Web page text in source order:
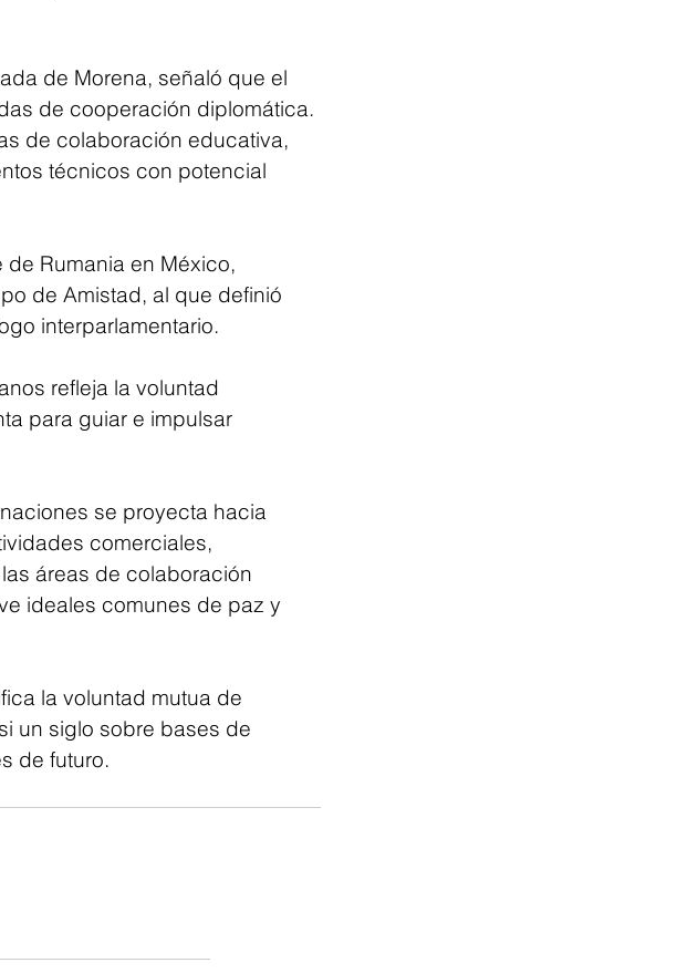
de Morena, señaló que el
de cooperación diplomática.
de colaboración educativa,
técnicos con potencial
Rumania en México,
de Amistad, al que definió
interparlamentario.
refleja la voluntad
para guiar e impulsar
se proyecta hacia
comerciales,
áreas de colaboración
ideales comunes de paz y
la voluntad mutua de
un siglo sobre bases de
de futuro.